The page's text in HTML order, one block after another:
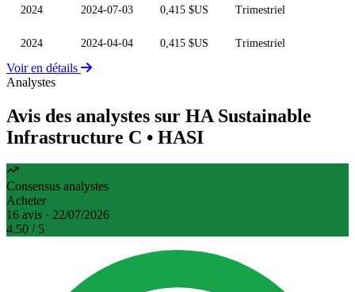
2024 2024-07-03 0,415 $US Trimestriel
2024 2024-04-04 0,415 $US Trimestriel
Voir en détails
Analystes
Avis des analystes sur HA Sustainable
Infrastructure C • HASI
Consensus analystes
Acheter
16 avis · 22/07/2026
4.50 / 5